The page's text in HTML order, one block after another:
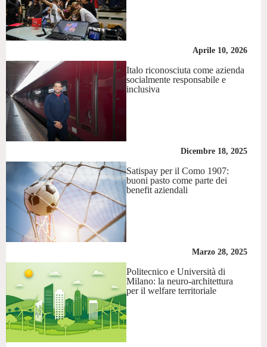
Aprile 10, 2026
Italo riconosciuta come azienda
socialmente responsabile e
inclusiva
Dicembre 18, 2025
Satispay per il Como 1907:
buoni pasto come parte dei
benefit aziendali
Marzo 28, 2025
Politecnico e Università di
Milano: la neuro-architettura
per il welfare territoriale